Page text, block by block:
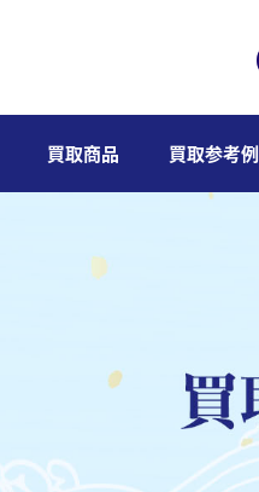
買取商品 買取参考例